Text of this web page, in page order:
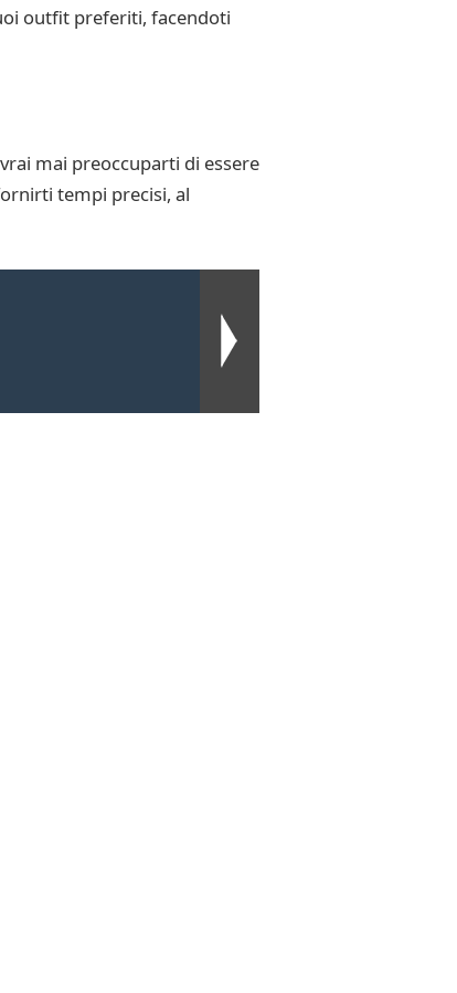
outfit preferiti, facendoti
mai preoccuparti di essere
tempi precisi, al